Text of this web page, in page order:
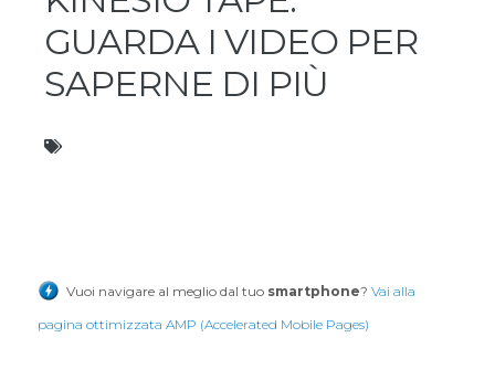
GUARDA I VIDEO PER
SAPERNE DI PIÙ
Vuoi navigare al meglio dal tuo smartphone? Vai alla
pagina ottimizzata AMP (Accelerated Mobile Pages)